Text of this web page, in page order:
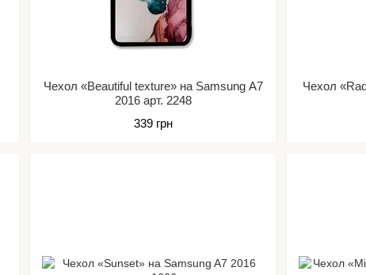
Чехол «Beautiful texture» на Samsung A7
2016 арт. 2248
339 грн
Чехол